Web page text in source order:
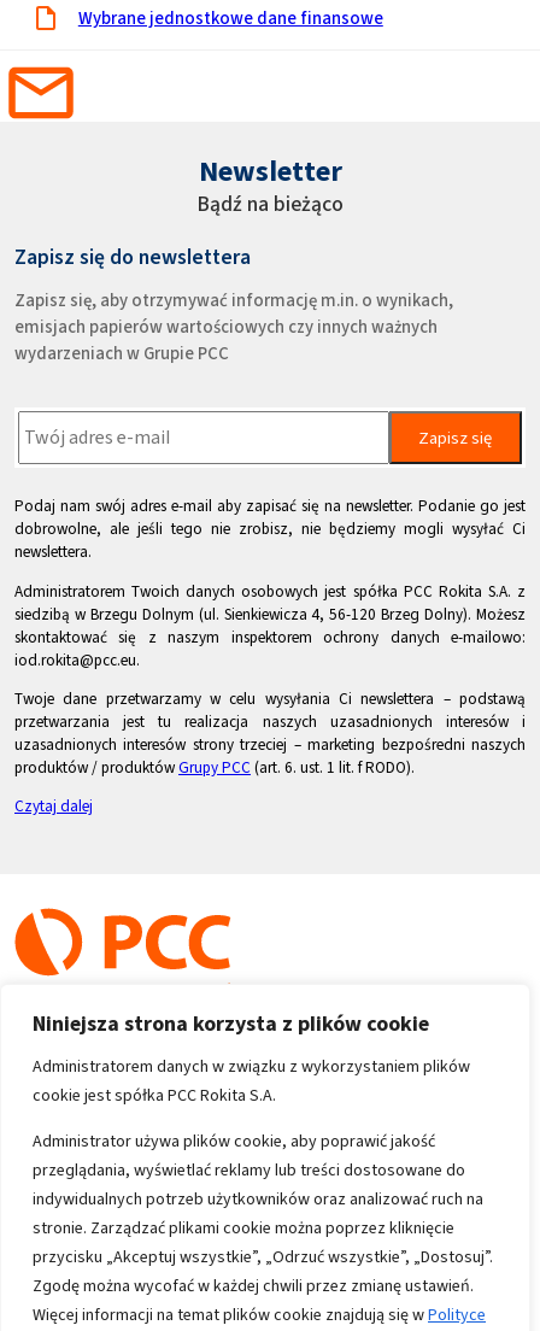
Niniejsza strona korzysta z plików cookie
Administratorem danych w związku z wykorzystaniem plików
cookie jest spółka PCC Rokita S.A.
Administrator używa plików cookie, aby poprawić jakość
przeglądania, wyświetlać reklamy lub treści dostosowane do
indywidualnych potrzeb użytkowników oraz analizować ruch na
stronie. Zarządzać plikami cookie można poprzez kliknięcie
przycisku „Akceptuj wszystkie”, „Odrzuć wszystkie”, „Dostosuj”.
Zgodę można wycofać w każdej chwili przez zmianę ustawień.
Więcej informacji na temat plików cookie znajdują się wPolityce
Wybrane jednostkowe dane finansowe
Newsletter
Bądź na bieżąco
Zapisz się do newslettera
Zapisz się, aby otrzymywać informację m.in. o wynikach,
emisjach papierów wartościowych czy innych ważnych
wydarzeniach w Grupie PCC
Zapisz się
Podaj nam swój adres e-mail aby zapisać się na newsletter. Podanie go jest
dobrowolne, ale jeśli tego nie zrobisz, nie będziemy mogli wysyłać Ci
newslettera.
Administratorem Twoich danych osobowych jest spółka PCC Rokita S.A. z
siedzibą w Brzegu Dolnym (ul. Sienkiewicza 4, 56-120 Brzeg Dolny). Możesz
skontaktować się z naszym inspektorem ochrony danych e-mailowo:
iod.rokita@pcc.eu.
Twoje dane przetwarzamy w celu wysyłania Ci newslettera – podstawą
przetwarzania jest tu realizacja naszych uzasadnionych interesów i
uzasadnionych interesów strony trzeciej – marketing bezpośredni naszych
produktów / produktówGrupy PCC (art. 6. ust. 1 lit. f RODO).
Czytaj dalej
Copyright 1996-2026
Wszystkie prawa zastrzeżone
Informacje
Polityka prywatności